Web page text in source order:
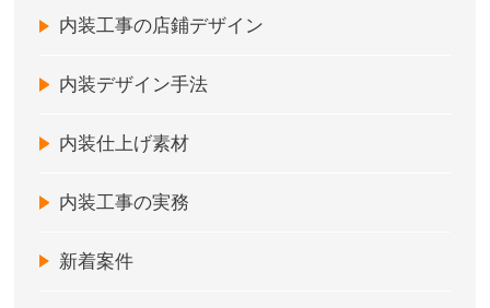
内装工事の店鋪デザイン
内装デザイン手法
内装仕上げ素材
内装工事の実務
新着案件